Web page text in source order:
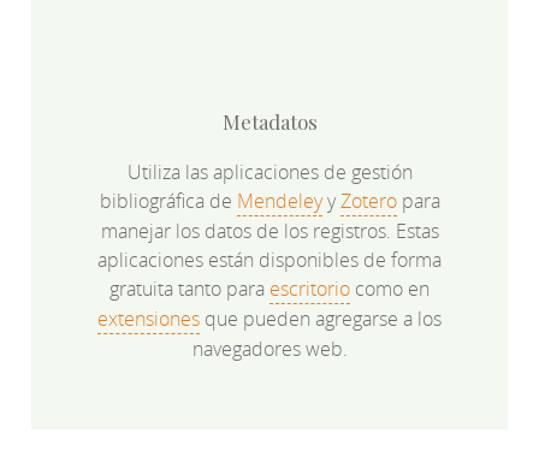
Metadatos
Utiliza las aplicaciones de gestión
bibliográfica de MendeleyyZoteropara
manejar los datos de los registros. Estas
aplicaciones están disponibles de forma
gratuita tanto para escritorio como en
extensiones que pueden agregarse a los
navegadores web.